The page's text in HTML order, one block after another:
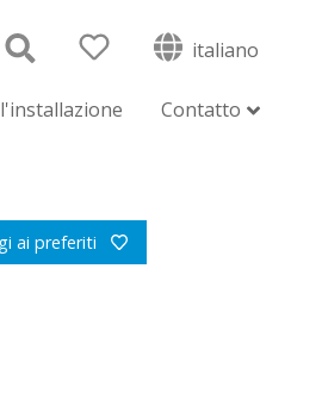
italiano
Contatto
ai preferiti